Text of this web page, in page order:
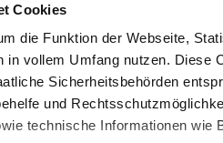
Cookies
die Funktion der Webseite,
in vollem Umfang nutzen.
Sicherheitsbehörden
und
technische Informationen